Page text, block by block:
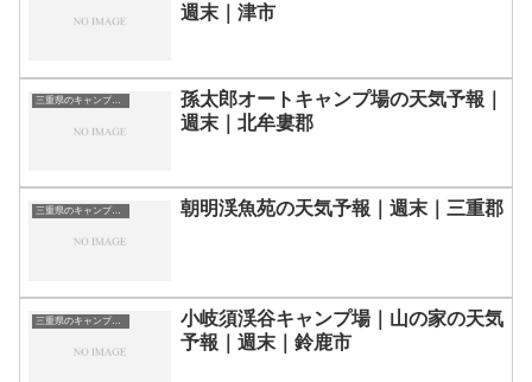
週末｜津市
三重県のキャンプ場一覧
孫太郎オートキャンプ場の天気予報｜
週末｜北牟婁郡
三重県のキャンプ場一覧 朝明渓魚苑の天気予報｜週末｜三重郡
三重県のキャンプ場一覧
小岐須渓谷キャンプ場｜山の家の天気
予報｜週末｜鈴鹿市